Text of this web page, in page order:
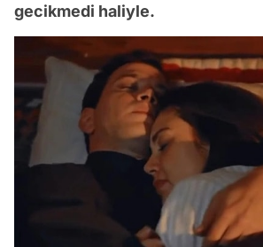
gecikmedi haliyle.